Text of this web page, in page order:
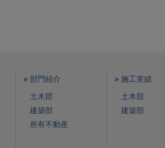
部門紹介
土木部
建築部
所有不動産
施工実績
土木部
建築部